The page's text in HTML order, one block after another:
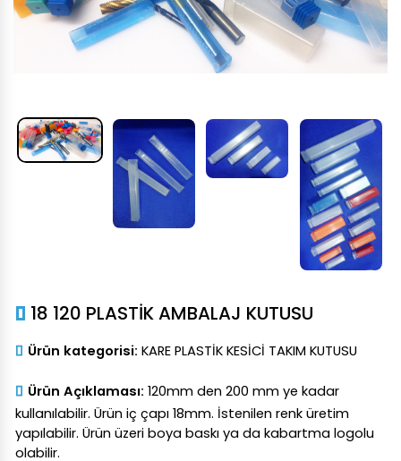
18 120 PLASTİK AMBALAJ KUTUSU
Ürün kategorisi: KARE PLASTİK KESİCİ TAKIM KUTUSU
Ürün Açıklaması: 120mm den 200 mm ye kadar
kullanılabilir. Ürün iç çapı 18mm. İstenilen renk üretim
yapılabilir. Ürün üzeri boya baskı ya da kabartma logolu
olabilir.